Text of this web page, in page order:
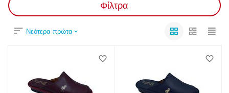
Φίλτρα
Νεότερα πρώτα